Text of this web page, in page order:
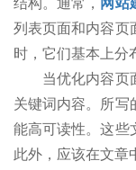
列表页面和内容页
时，它们基本上分
当优化内容页面
关键词内容。所写
能高可读性。这些
此外，应该在文章